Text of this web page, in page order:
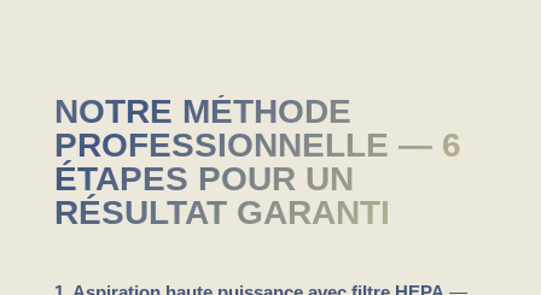
NOTRE MÉTHODE
PROFESSIONNELLE — 6
ÉTAPES POUR UN
RÉSULTAT GARANTI